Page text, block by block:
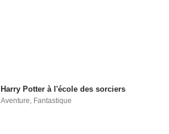
Harry Potter à l'école des sorciers
Aventure, Fantastique